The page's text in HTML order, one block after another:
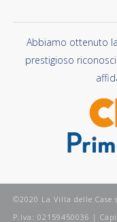
Abbiamo ottenuto
prestigioso
©2020 La Villa delle Case
P.Iva: 02159450036 |